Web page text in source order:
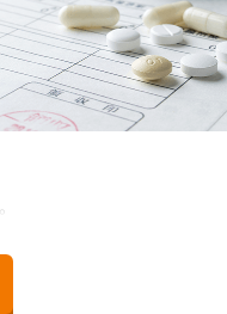
を応援する研修のサポ